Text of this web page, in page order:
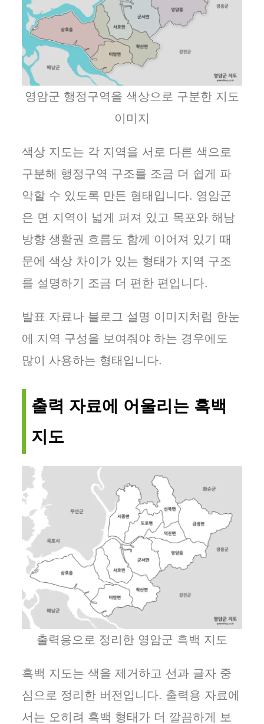
영암군 행정구역을 색상으로 구분한 지도
이미지
색상 지도는 각 지역을 서로 다른 색으로
구분해 행정구역 구조를 조금 더 쉽게 파
악할 수 있도록 만든 형태입니다. 영암군
은 면 지역이 넓게 퍼져 있고 목포와 해남
방향 생활권 흐름도 함께 이어져 있기 때
문에 색상 차이가 있는 형태가 지역 구조
를 설명하기 조금 더 편한 편입니다.
발표 자료나 블로그 설명 이미지처럼 한눈
에 지역 구성을 보여줘야 하는 경우에도
많이 사용하는 형태입니다.
출력 자료에 어울리는 흑백
지도
출력용으로 정리한 영암군 흑백 지도
흑백 지도는 색을 제거하고 선과 글자 중
심으로 정리한 버전입니다. 출력용 자료에
서는 오히려 흑백 형태가 더 깔끔하게 보